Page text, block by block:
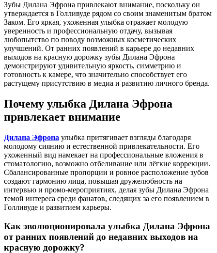
Зубы Дилана Эфрона привлекают внимание, поскольку он
утверждается в Голливуде рядом со своим знаменитым братом
Заком. Его яркая, ухоженная улыбка отражает молодую
уверенность и профессиональную отдачу, вызывая
любопытство по поводу возможных косметических
улучшений. От ранних появлений в карьере до недавних
выходов на красную дорожку зубы Дилана Эфрона
демонстрируют удивительную яркость, симметрию и
готовность к камере, что значительно способствует его
растущему присутствию в медиа и развитию личного бренда.
Почему улыбка Дилана Эфрона
привлекает внимание
Дилана Эфрона улыбка притягивает взгляды благодаря
молодому сиянию и естественной привлекательности. Его
ухоженный вид намекает на профессиональные вложения в
стоматологию, возможно отбеливание или лёгкие коррекции.
Сбалансированные пропорции и ровное расположение зубов
создают гармонию лица, повышая дружелюбность на
интервью и промо-мероприятиях, делая зубы Дилана Эфрона
темой интереса среди фанатов, следящих за его появлением в
Голливуде и развитием карьеры.
Как эволюционировала улыбка Дилана Эфрона
от ранних появлений до недавних выходов на
красную дорожку?